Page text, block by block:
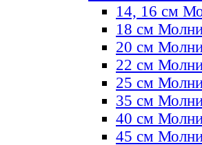
14, 16 см
18 см
20 см
22 см
25 см
35 см
40 см
45 см